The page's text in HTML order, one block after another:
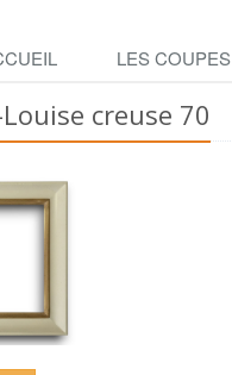
LES COUPES
creuse 70